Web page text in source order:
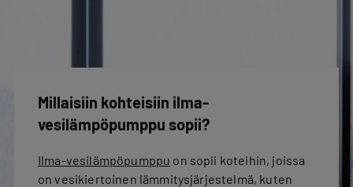
Millaisiin kohteisiin ilma-
vesilämpöpumppu sopii?
Ilma-vesilämpöpumppu on sopii koteihin, joissa
on vesikiertoinen lämmitysjärjestelmä, kuten